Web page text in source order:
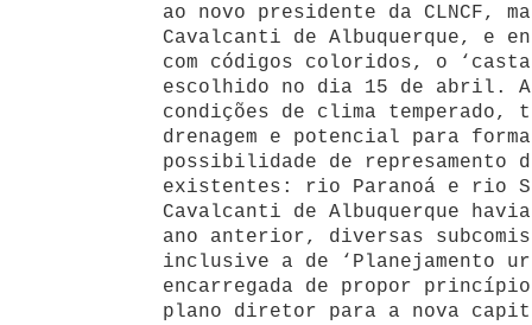
ao novo presidente da CLNCF,
Cavalcanti de Albuquerque, e
com códigos coloridos, o
escolhido no dia 15 de abril. A
condições de clima temperado,
drenagem e potencial para
possibilidade de
existentes: rio Paranoá e rio
Cavalcanti de Albuquerque
ano anterior, diversas
inclusive a de ‘Planejamento
encarregada de propor
plano diretor para a nova